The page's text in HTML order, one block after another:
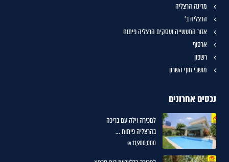
מרינה הרצליה
הרצליה ב'
אזור התעשייה ועסקים הרצליה פיתוח
ארסוף
רשפון
מושבי חוף השרון
נכסים אחרונים
למכירה וילה עם בריכה
בהרצליה פיתוח ...
11,900,000 ₪